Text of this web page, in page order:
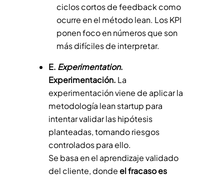
ciclos cortos de feedback como
ocurre en el método lean. Los KPI
ponen foco en números que son
más difíciles de interpretar.
E. Experimentation.
Experimentación. La
experimentación viene de aplicar la
metodología lean startup para
intentar validar las hipótesis
planteadas, tomando riesgos
controlados para ello.
Se basa en el aprendizaje validado
del cliente, dondeel fracaso es